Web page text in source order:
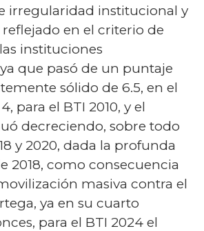
irregularidad institucional y
reflejado en el criterio de
instituciones
que pasó de un puntaje
sólido de 6.5, en el
para el BTI 2010, y el
decreciendo, sobre todo
y 2020, dada la profunda
2018, como consecuencia
masiva contra el
ya en su cuarto
para el BTI 2024 el